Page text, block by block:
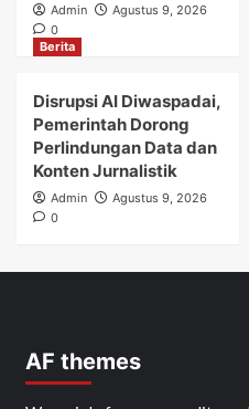
Admin
Agustus 9, 2026
0
Berita
Disrupsi AI Diwaspadai,
Pemerintah Dorong
Perlindungan Data dan
Konten Jurnalistik
Admin
Agustus 9, 2026
0
AF themes